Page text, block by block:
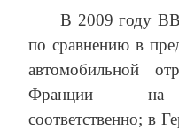
В 2009 году
по сравнению в
автомобильной
Франции – на
соответственно; в